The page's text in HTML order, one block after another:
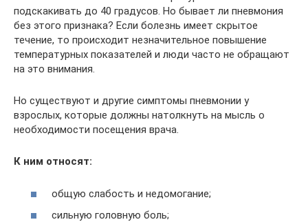
подскакивать до 40 градусов. Но бывает ли пневмония
без этого признака? Если болезнь имеет скрытое
течение, то происходит незначительное повышение
температурных показателей и люди часто не обращают
на это внимания.
Но существуют и другие симптомы пневмонии у
взрослых, которые должны натолкнуть на мысль о
необходимости посещения врача.
К ним относят:
общую слабость и недомогание;
сильную головную боль;